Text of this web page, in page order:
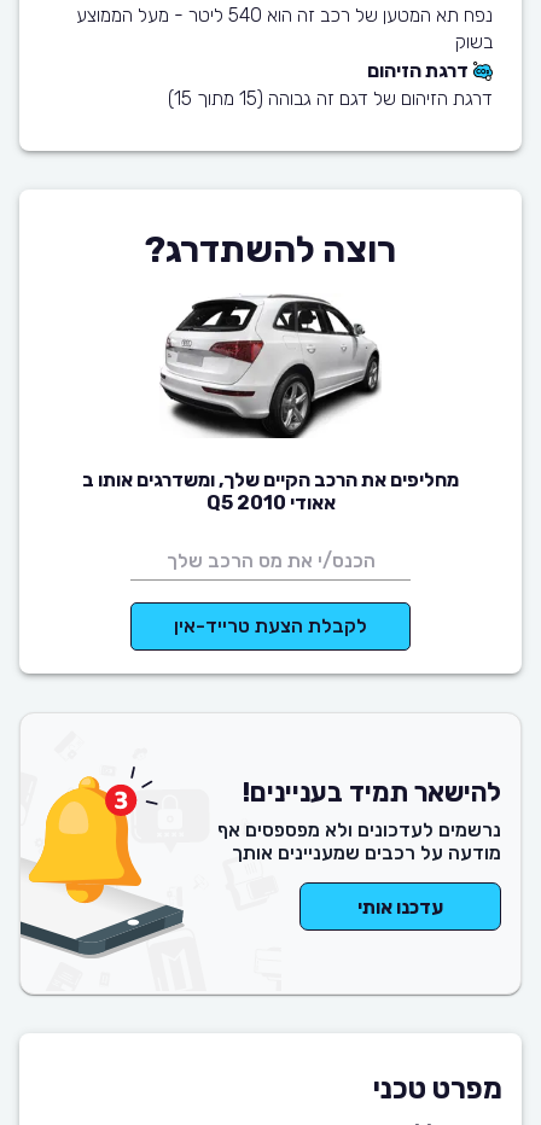
נפח תא המטען של רכב זה הוא 540 ליטר - מעל הממוצע
בשוק
דרגת הזיהום
דרגת הזיהום של דגם זה גבוהה (15 מתוך 15)
רוצה להשתדרג?
מחליפים את הרכב הקיים שלך, ומשדרגים אותו ב
אאודי Q5 2010
לקבלת הצעת טרייד-אין
להישאר תמיד בעניינים!
נרשמים לעדכונים ולא מפספסים אף
מודעה על רכבים שמעניינים אותך
עדכנו אותי
מפרט טכני